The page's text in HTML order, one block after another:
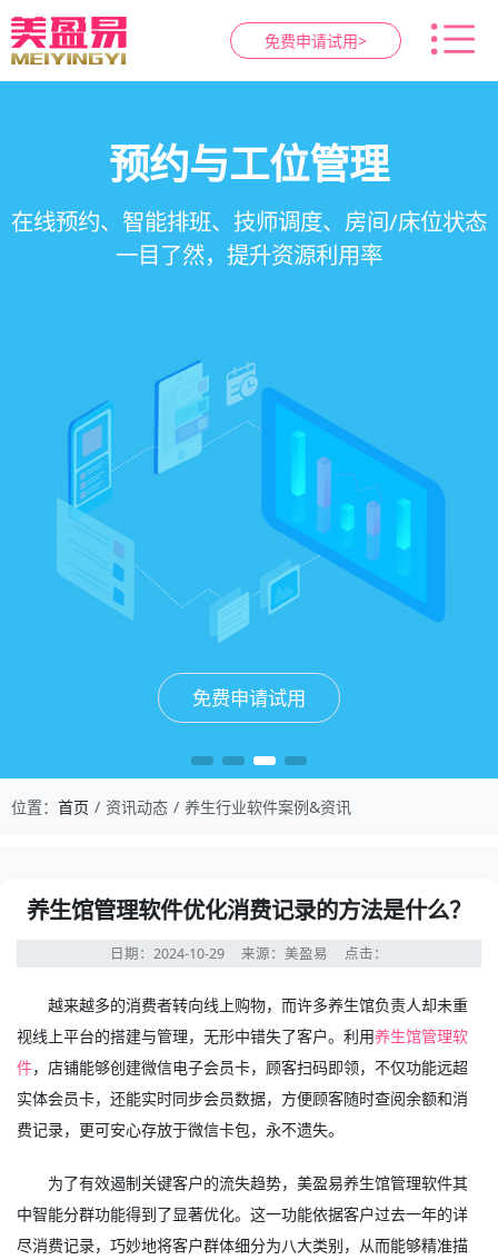
免费申请试用>
智慧养生馆管理系统
一站式解决养生馆预约、服务、会员、财务、营
销全流程数字化管理
免费申请试用
会员营销&锁客
会员积分、套餐定制、精准营销、客户关怀，提
升复购率与客单价
免费申请试用
预约与工位管理
在线预约、智能排班、技师调度、房间/床位状态
一目了然，提升资源利用率
免费申请试用
健康档案与效果追踪
客户体质记录、服务方案执行、效果对比，数据
化展示服务价值
免费申请试用
位置： 首页 资讯动态 养生行业软件案例&资讯
养生馆管理软件优化消费记录的方法是什么？
日期：2024-10-29 来源：美盈易 点击：
越来越多的消费者转向线上购物，而许多养生馆负责人却未重
视线上平台的搭建与管理，无形中错失了客户。利用养生馆管理软
件，店铺能够创建微信电子会员卡，顾客扫码即领，不仅功能远超
实体会员卡，还能实时同步会员数据，方便顾客随时查阅余额和消
费记录，更可安心存放于微信卡包，永不遗失。
为了有效遏制关键客户的流失趋势，美盈易养生馆管理软件其
中智能分群功能得到了显著优化。这一功能依据客户过去一年的详
尽消费记录，巧妙地将客户群体细分为八大类别，从而能够精准描